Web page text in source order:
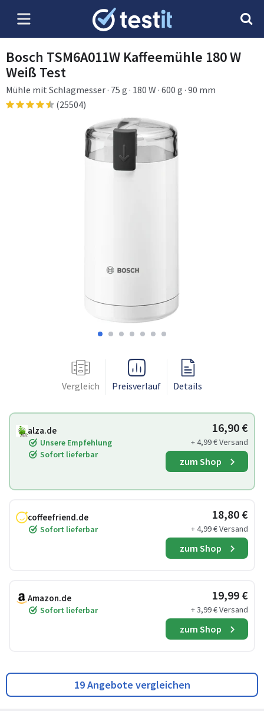
Bosch TSM6A011W Kaffeemühle 180 W
Weiß Test
Mühle mit Schlagmesser · 75 g · 180 W · 600 g · 90 mm
(25504)
Vergleich Preisverlauf Details
alza.de
Unsere Empfehlung
Sofort lieferbar
16,90 €
+ 4,99 € Versand
zum Shop
coffeefriend.de
Sofort lieferbar
18,80 €
+ 4,99 € Versand
zum Shop
Amazon.de
Sofort lieferbar
19,99 €
+ 3,99 € Versand
zum Shop
19 Angebote vergleichen